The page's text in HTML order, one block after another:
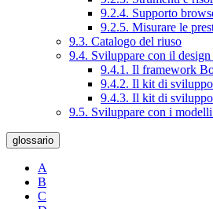
9.2.4. Supporto
9.2.5. Misurare le
9.3. Catalogo del riuso
9.4. Sviluppare con il design
9.4.1. Il framework
9.4.2. Il kit di
9.4.3. Il kit di
9.5. Sviluppare con i
glossario
A
B
C